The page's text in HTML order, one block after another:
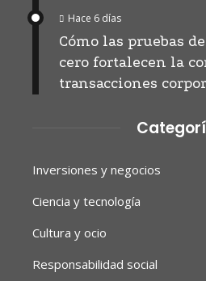
Hace 6 días
Cómo las pruebas
cero fortalecen la
transacciones
Inversiones y negocios
Ciencia y tecnología
Cultura y ocio
Responsabilidad social